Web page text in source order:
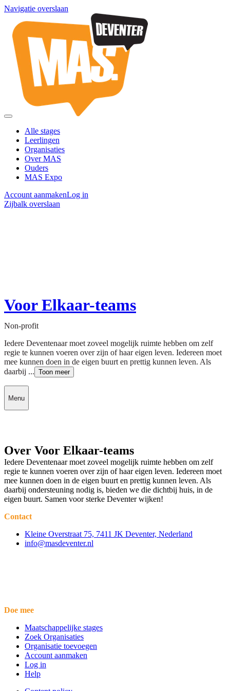
Navigatie overslaan
Alle stages
Leerlingen
Organisaties
Over MAS
Ouders
MAS Expo
Account aanmakenLog in
Zijbalk overslaan
Voor Elkaar-teams
Non-profit
Iedere Deventenaar moet zoveel mogelijk ruimte hebben om zelf
regie te kunnen voeren over zijn of haar eigen leven. Iedereen moet
mee kunnen doen in de eigen buurt en prettig kunnen leven. Als
daarbij ... Toon meer
Menu
Over Voor Elkaar-teams
Iedere Deventenaar moet zoveel mogelijk ruimte hebben om zelf
regie te kunnen voeren over zijn of haar eigen leven. Iedereen moet
mee kunnen doen in de eigen buurt en prettig kunnen leven. Als
daarbij ondersteuning nodig is, bieden we die dichtbij huis, in de
eigen buurt. Samen voor sterke Deventer wijken!
Contact
Kleine Overstraat 75, 7411 JK Deventer, Nederland
info@masdeventer.nl
Doe mee
Maatschappelijke stages
Zoek Organisaties
Organisatie toevoegen
Account aanmaken
Log in
Help